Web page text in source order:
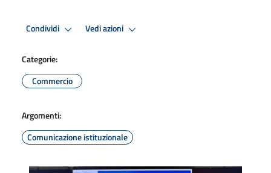
Condividi Vedi azioni
Categorie:
Commercio
Argomenti:
Comunicazione istituzionale